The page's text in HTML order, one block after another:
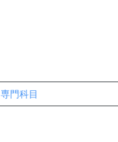
専門科目